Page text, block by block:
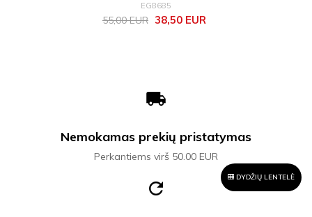
DYDŽIŲ LENTELĖ
EG8685
Bazinė
55,00 EUR Kaina
38,50 EUR
local_shipping
Nemokamas prekių pristatymas
Perkantiems virš 50.00 EUR
refresh